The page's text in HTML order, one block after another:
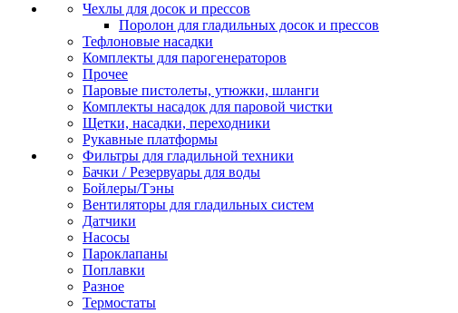
Чехлы для досок и прессов
Поролон для гладильных досок и прессов
Тефлоновые насадки
Комплекты для парогенераторов
Прочее
Паровые пистолеты, утюжки, шланги
Комплекты насадок для паровой чистки
Щетки, насадки, переходники
Рукавные платформы
Фильтры для гладильной техники
Бачки / Резервуары для воды
Бойлеры/Тэны
Вентиляторы для гладильных систем
Датчики
Насосы
Пароклапаны
Поплавки
Разное
Термостаты